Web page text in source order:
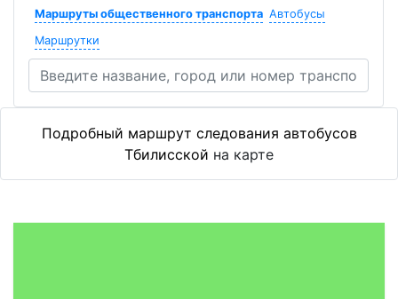
Маршруты общественного транспорта Автобусы
Маршрутки
Подробный маршрут следования автобусов
Тбилисской на карте